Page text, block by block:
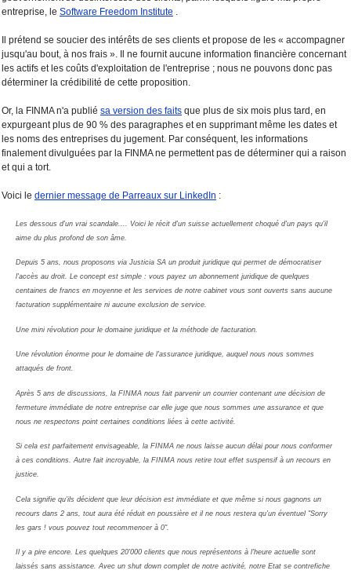
entreprise, le Software Freedom Institute .
Il prétend se soucier des intérêts de ses clients et propose de les « accompagner
jusqu'au bout, à nos frais ». Il ne fournit aucune information financière concernant
les actifs et les coûts d'exploitation de l'entreprise ; nous ne pouvons donc pas
déterminer la crédibilité de cette proposition.
Or, la FINMA n'a publié sa version des faits que plus de six mois plus tard, en
expurgeant plus de 90 % des paragraphes et en supprimant même les dates et
les noms des entreprises du jugement. Par conséquent, les informations
finalement divulguées par la FINMA ne permettent pas de déterminer qui a raison
et qui a tort.
Voici le dernier message de Parreaux sur LinkedIn :
Les dessous d'un vrai scandale.... Voici le récit d'un suisse actuellement choqué d'un pays qu'il
aime du plus profond de son âme.
Depuis 5 ans, nous proposons via Justicia SA un produit juridique qui permet de démocratiser
l'accès au droit. Le concept est simple : vous payez un abonnement juridique de quelques
centaines de francs en moyenne et les services de notre cabinet vous sont ouverts sans aucune
facturation supplémentaire ni aucune exclusion de service.
Une mini révolution pour le domaine juridique et la méthode de facturation.
Une révolution énorme pour le domaine de l'assurance juridique, auquel nous nous sommes
attaqués de front.
Après 5 ans de discussions, la FINMA nous fait parvenir un courrier contenant une décision de
fermeture immédiate de notre entreprise car elle juge que nous sommes une assurance et que
nous ne respectons point certaines conditions liées à cette activité.
Si cela est parfaitement envisageable, la FINMA ne nous laisse aucun délai pour nous conformer
à ces conditions. Autre fait incroyable, la FINMA nous retire tout effet suspensif à un recours en
justice.
Cela signifie qu'ils décident que leur décision est immédiate et que même si nous gagnons un
recours dans 2 ans, tout aura été réduit en poussière et il ne nous restera qu'un éventuel "Sorry
les gars ! vous pouvez tout recommencer à 0".
Il y a pire encore. Les quelques 20'000 clients que nous représentons à l'heure actuelle sont
laissés sans assistance. Avec un shut down complet de notre activité, notre Etat se contrefiche